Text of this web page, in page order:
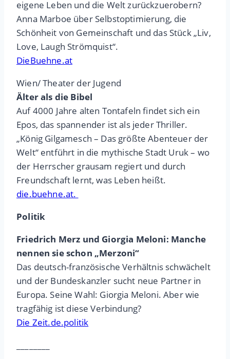
eigene Leben und die Welt zurückzuerobern?
Anna Marboe über Selbstoptimierung, die
Schönheit von Gemeinschaft und das Stück „Liv,
Love, Laugh Strömquist“.
DieBuehne.at
Wien/ Theater der Jugend
Älter als die Bibel
Auf 4000 Jahre alten Tontafeln findet sich ein
Epos, das spannender ist als jeder Thriller.
„König Gilgamesch – Das größte Abenteuer der
Welt“ entführt in die mythische Stadt Uruk – wo
der Herrscher grausam regiert und durch
Freundschaft lernt, was Leben heißt.
die.buehne.at.
Politik
Friedrich Merz und Giorgia Meloni: Manche
nennen sie schon „Merzoni“
Das deutsch-französische Verhältnis schwächelt
und der Bundeskanzler sucht neue Partner in
Europa. Seine Wahl: Giorgia Meloni. Aber wie
tragfähig ist diese Verbindung?
Die Zeit.de.politik